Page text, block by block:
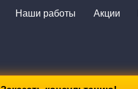
Наши работы Акции